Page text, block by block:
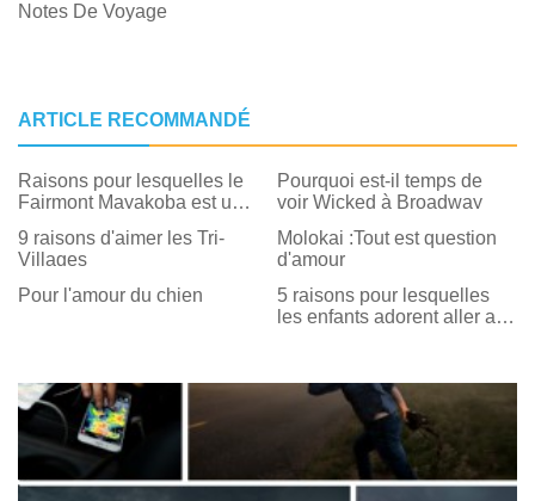
Notes De Voyage
ARTICLE RECOMMANDÉ
Raisons pour lesquelles le
Fairmont Mayakoba est une
Pourquoi est-il temps de
voir Wicked à Broadway
9 raisons d'aimer les Tri-
Villages
Molokai :Tout est question
d'amour
Pour l'amour du chien
5 raisons pour lesquelles
les enfants adorent aller au